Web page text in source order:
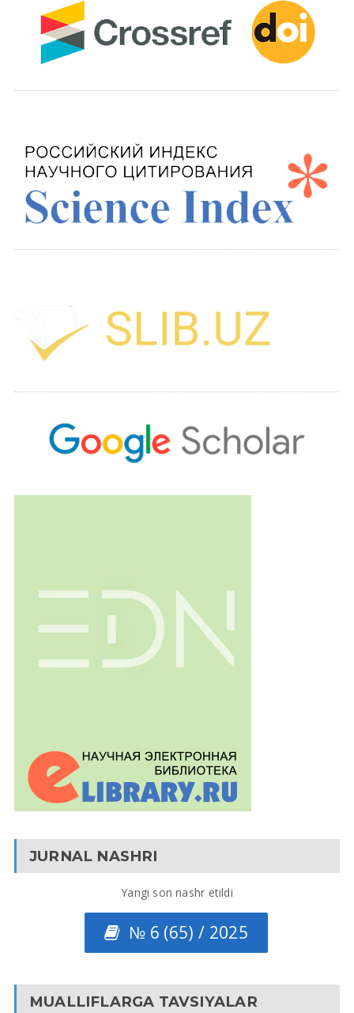
JURNAL NASHRI
Yangi son nashr etildi
№ 6 (65) / 2025
MUALLIFLARGA TAVSIYALAR